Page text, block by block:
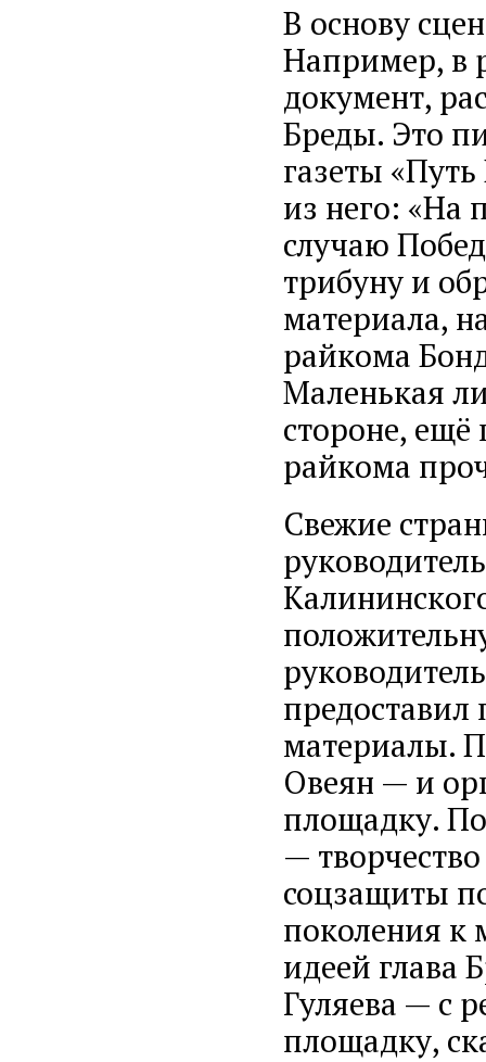
В основу
Например, в
документ,
Бреды. Это
газеты
из него: «На
случаю
трибуну и
материала,
райкома
Маленькая
стороне, ещё
райкома
Свежие
предоставил
материалы.
Овеян — и
площадку.
—
соцзащиты
поколения к
идеей глава
Гуляева — с
площадку,